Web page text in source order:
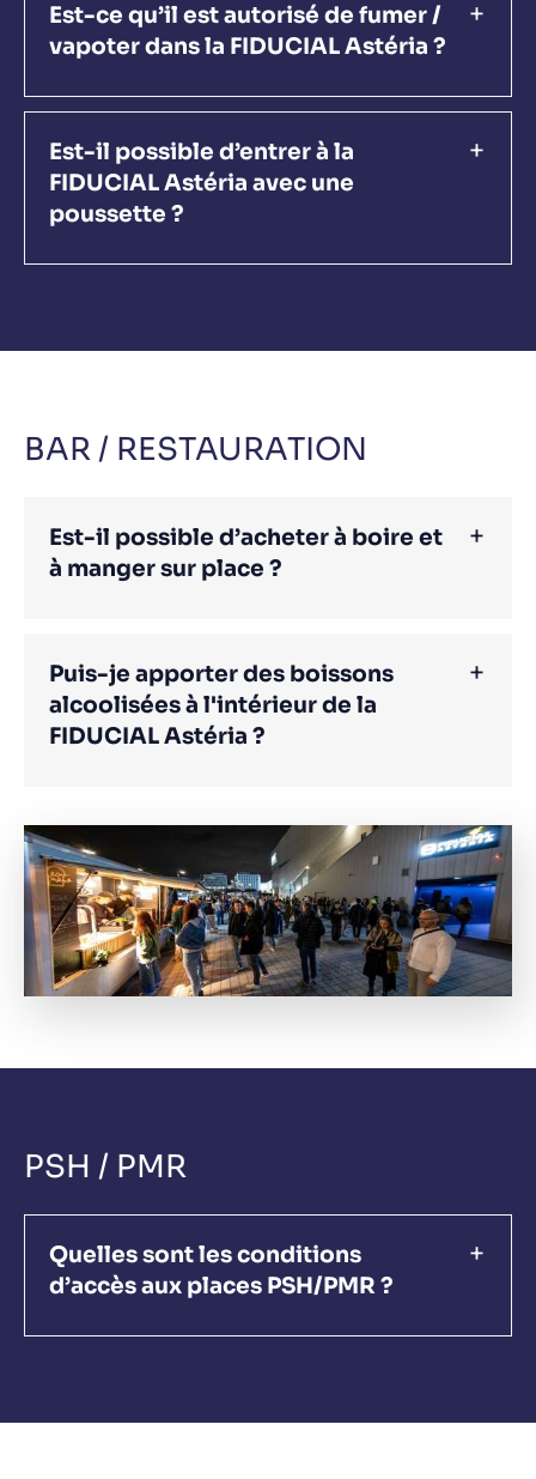
Est-ce qu’il est autorisé de fumer /
vapoter dans la FIDUCIAL Astéria ?
Est-il possible d’entrer à la
FIDUCIAL Astéria avec une
poussette ?
BAR / RESTAURATION
Est-il possible d’acheter à boire et
à manger sur place ?
Puis-je apporter des boissons
alcoolisées à l'intérieur de la
FIDUCIAL Astéria ?
PSH / PMR
Quelles sont les conditions
d’accès aux places PSH/PMR ?